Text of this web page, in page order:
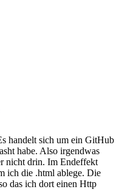
handelt sich um ein GitHub
habe. Also irgendwas
nicht drin. Im Endeffekt
ich die .html ablege. Die
das ich dort einen Http